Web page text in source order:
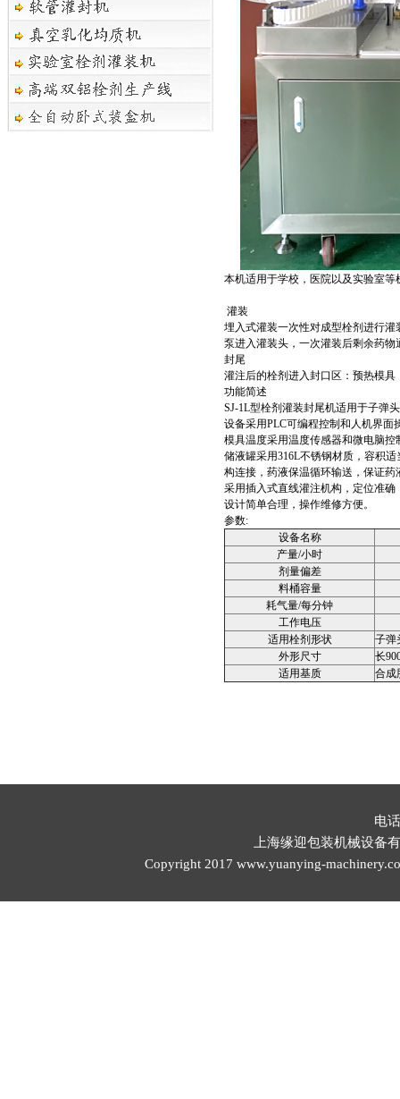
本机适用于学校，医院以及实验室
灌装
埋入式灌装一次性对成型栓剂进行
泵进入灌装头，一次灌装后剩余药
封尾
灌注后的栓剂进入封口区：预热模
功能简述
SJ-1L型栓剂灌装封尾机适用于子弹
设备采用PLC可编程控制和人机界
模具温度采用温度传感器和微电脑
储液罐采用316L不锈钢材质，容积
构连接，药液保温循环输送，保证
采用插入式直线灌注机构，定位准
设计简单合理，操作维修方便。
参数:
设备名称
产量/小时
剂量偏差
料桶容量
耗气量/每分钟
工作电压
适用栓剂形状
子弹
外形尺寸
长
适用基质
合成
电
上海缘迎包装机械设
Copyright 2017 www.yuanying-